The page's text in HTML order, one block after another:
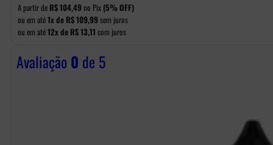
A partir de R$104,49 no Pix (5% OFF)
ou em até1x de R$109,99 sem juros
ou em até12x de R$13,11 com juros
Avaliação 0 de 5